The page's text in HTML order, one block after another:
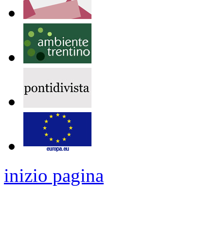
inizio pagina